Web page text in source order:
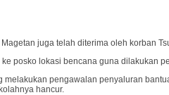
juga telah diterima oleh korban
posko lokasi bencana guna dilakukan
pengawalan penyaluran
hancur.